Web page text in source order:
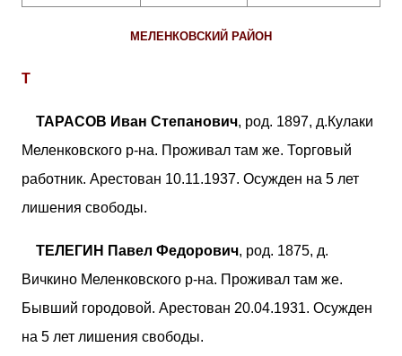
МЕЛЕНКОВСКИЙ РАЙОН
Т
ТАРАСОВ Иван Степанович, род. 1897, д.Кулаки
Меленковского р-на. Проживал там же. Торговый
работник. Арестован 10.11.1937. Осужден на 5 лет
лишения свободы.
ТЕЛЕГИН Павел Федорович, род. 1875, д.
Вичкино Меленковского р-на. Проживал там же.
Бывший городовой. Арестован 20.04.1931. Осужден
на 5 лет лишения свободы.